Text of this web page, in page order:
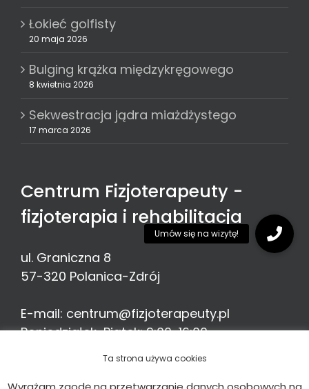
Łokieć golfisty
20 maja 2026
Bulging krążka międzykręgowego
8 kwietnia 2026
Sekwestracja jądra miażdżystego
17 marca 2026
Centrum Fizjoterapeuty -
fizjoterapia i rehabilitacja
ul. Graniczna 8
57-320 Polanica-Zdrój
E-mail: centrum@fizjoterapeuty.pl
Poniedziałek-Piątek: 9:00-16:00
513 776 935
Ta strona używa cookies